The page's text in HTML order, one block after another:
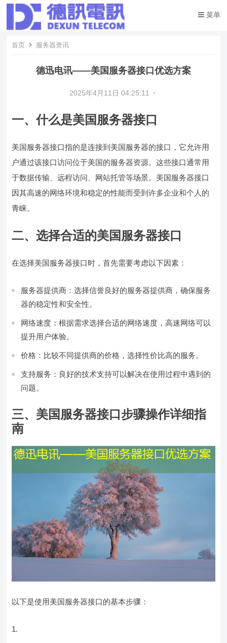
菜单
首页 服务器资讯
德迅电讯——美国服务器接口优选方案
2025年4月11日 04:25:11 •
一、什么是美国服务器接口
美国服务器接口指的是连接到美国服务器的接口，它允许用
户通过该接口访问位于美国的服务器资源。这些接口通常用
于数据传输、远程访问、网站托管等场景。美国服务器接口
因其高速的网络环境和稳定的性能而受到许多企业和个人的
青睐。
二、选择合适的美国服务器接口
在选择美国服务器接口时，首先需要考虑以下因素：
服务器提供商：选择信誉良好的服务器提供商，确保服务
器的稳定性和安全性。
网络速度：根据需求选择合适的网络速度，高速网络可以
提升用户体验。
价格：比较不同提供商的价格，选择性价比高的服务。
支持服务：良好的技术支持可以解决在使用过程中遇到的
问题。
三、美国服务器接口步骤操作详细指
南
以下是使用美国服务器接口的基本步骤：